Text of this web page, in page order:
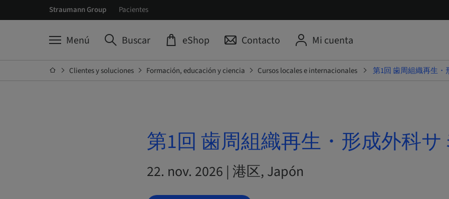
Straumann Group Pacientes
Menú Buscar eShop Contacto Mi cuenta
Clientes y soluciones Formación, educación y ciencia Cursos locales e internacionales 第1回 歯周組織再生・
第1回 歯周組織再生・形成外科サ
22. nov. 2026 | 港区, Japón